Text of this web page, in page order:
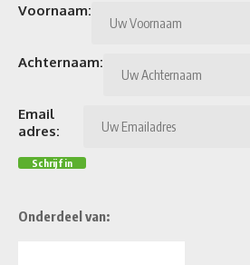
Voornaam:
Achternaam:
Email
adres:
Onderdeel van: